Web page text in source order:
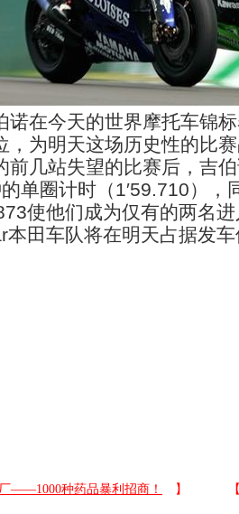
今天的世界摩托车锦标
，为明天这场历史性的比
前几站失望的比赛后，吉
单圈计时（1′59.710），
使他们成为仅有的两名
本田车队将在明天占据发